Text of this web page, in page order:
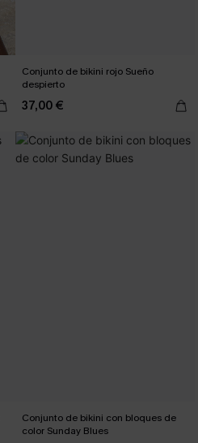
Conjunto de bikini rojo Sueño
despierto
37,00 €
Conjunto de bikini con bloques de
color Sunday Blues